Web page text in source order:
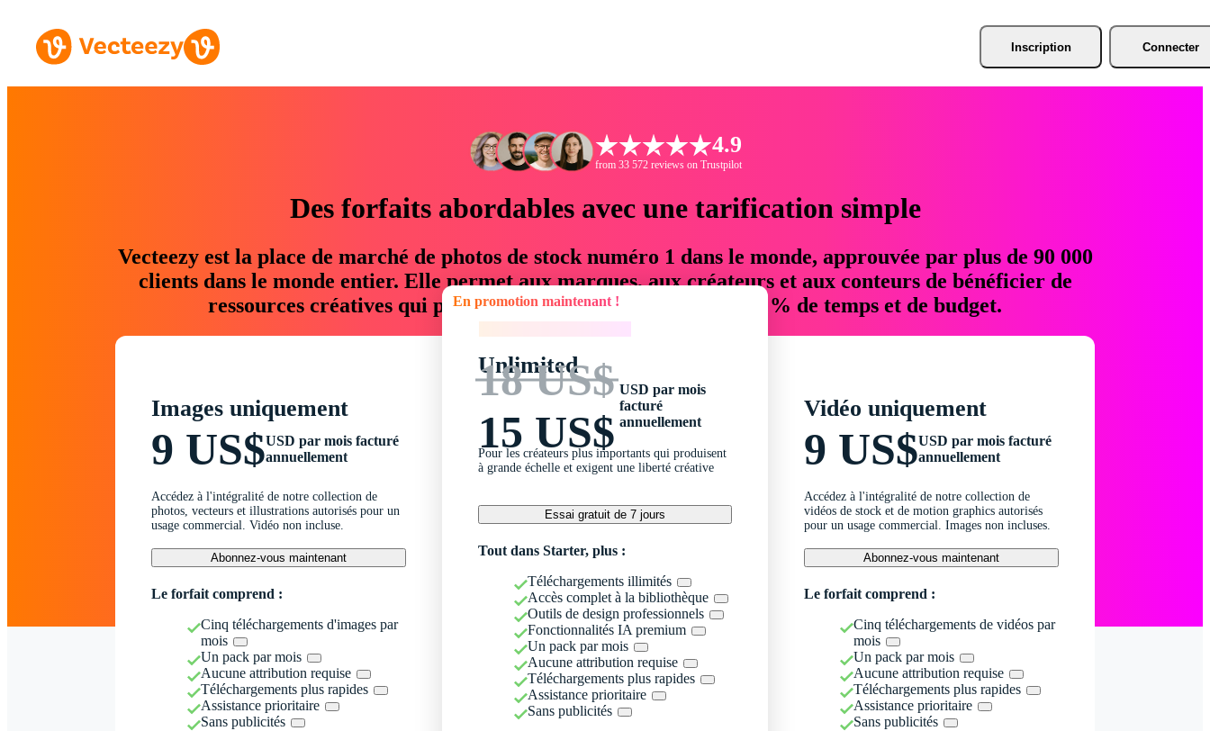
Inscription Connecter
4.9
from 33 572 reviews on Trustpilot
Des forfaits abordables avec une tarification simple
Vecteezy est la place de marché de photos de stock numéro 1 dans le monde, approuvée par plus de 90 000
clients dans le monde entier. Elle permet aux marques, aux créateurs et aux conteurs de bénéficier de
ressources créatives qui permettent d'économiser jusqu'à 76 % de temps et de budget.
Images uniquement
9 US$USD par mois facturé
annuellement
Accédez à l'intégralité de notre collection de
photos, vecteurs et illustrations autorisés pour un
usage commercial. Vidéo non incluse.
Abonnez-vous maintenant
Le forfait comprend :
Cinq téléchargements d'images par
mois
Un pack par mois
Aucune attribution requise
Téléchargements plus rapides
Assistance prioritaire
Sans publicités
En promotion maintenant !
Unlimited
18 US$
15 US$
USD par mois
facturé
annuellement
Pour les créateurs plus importants qui produisent
à grande échelle et exigent une liberté créative
Essai gratuit de 7 jours
Tout dans Starter, plus :
Téléchargements illimités
Accès complet à la bibliothèque
Outils de design professionnels
Fonctionnalités IA premium
Un pack par mois
Aucune attribution requise
Téléchargements plus rapides
Assistance prioritaire
Sans publicités
Vidéo uniquement
9 US$USD par mois facturé
annuellement
Accédez à l'intégralité de notre collection de
vidéos de stock et de motion graphics autorisés
pour un usage commercial. Images non incluses.
Abonnez-vous maintenant
Le forfait comprend :
Cinq téléchargements de vidéos par
mois
Un pack par mois
Aucune attribution requise
Téléchargements plus rapides
Assistance prioritaire
Sans publicités